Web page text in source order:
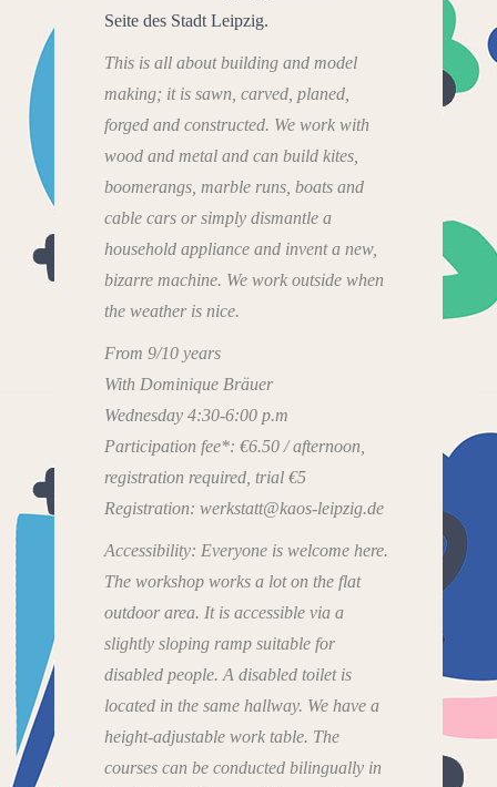
Seite des Stadt Leipzig.
This is all about building and model
making; it is sawn, carved, planed,
forged and constructed. We work with
wood and metal and can build kites,
boomerangs, marble runs, boats and
cable cars or simply dismantle a
household appliance and invent a new,
bizarre machine. We work outside when
the weather is nice.
From 9/10 years
With Dominique Bräuer
Wednesday 4:30-6:00 p.m
Participation fee*: €6.50 / afternoon,
registration required, trial €5
Registration: werkstatt@kaos-leipzig.de
Accessibility: Everyone is welcome here.
The workshop works a lot on the flat
outdoor area. It is accessible via a
slightly sloping ramp suitable for
disabled people. A disabled toilet is
located in the same hallway. We have a
height-adjustable work table. The
courses can be conducted bilingually in